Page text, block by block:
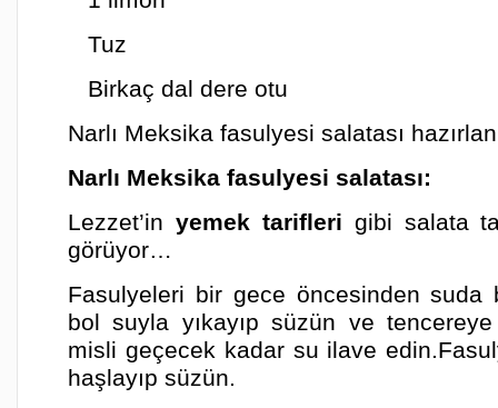
Tuz
Birkaç dal dere otu
Narlı Meksika fasulyesi salatası
Narlı Meksika fasulyesi salatası:
Lezzet’in yemek tarifleri gibi salata
görüyor…
Fasulyeleri bir gece öncesinden suda
bol suyla yıkayıp süzün ve
misli geçecek kadar su ilave
haşlayıp süzün.